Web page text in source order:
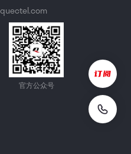
官方公众号